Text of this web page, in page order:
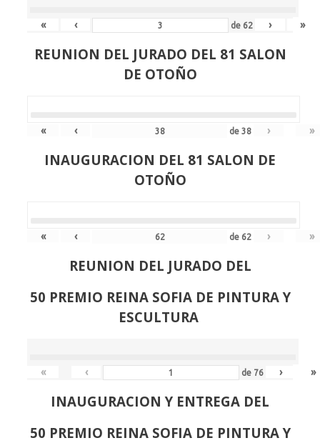
« ‹ de 62 › »
REUNION DEL JURADO DEL 81 SALON
DE OTOÑO
« ‹ de38 › »
INAUGURACION DEL 81 SALON DE
OTOÑO
« ‹ de 62 › »
REUNION DEL JURADO DEL
50 PREMIO REINA SOFIA DE PINTURA Y
ESCULTURA
« ‹ de 76 › »
INAUGURACION Y ENTREGA DEL
50 PREMIO REINA SOFIA DE PINTURA Y